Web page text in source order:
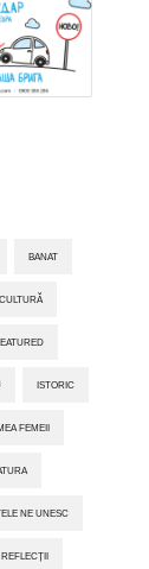
BANAT
CULTURĂ
ISTORIC
FEMEII
NE UNESC
REFLECȚII